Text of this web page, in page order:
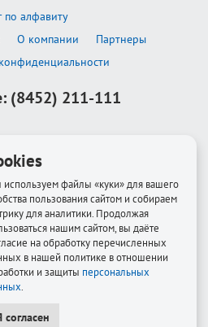
по алфавиту
О компании
Партнеры
(8452) 211-111
лучше
РМ»
—Медиапродукт
файлы «куки» для вашего
пользования сайтом и собираем
для аналитики. Продолжая
нашим сайтом, вы даёте
на обработку перечисленных
в нашей политике в отношении
и защиты персональных
согласен